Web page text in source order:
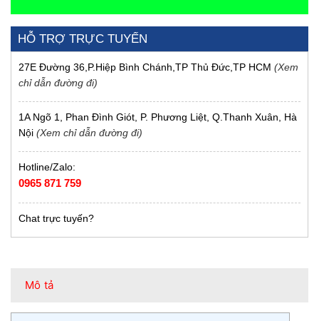
HỖ TRỢ TRỰC TUYẾN
27E Đường 36,P.Hiệp Bình Chánh,TP Thủ Đức,TP HCM (Xem
chỉ dẫn đường đi)
1A Ngõ 1, Phan Đình Giót, P. Phương Liệt, Q.Thanh Xuân, Hà
Nội (Xem chỉ dẫn đường đi)
Hotline/Zalo:
0965 871 759
Chat trực tuyến?
Mô tả